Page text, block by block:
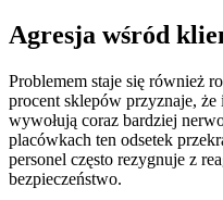
Agresja wśród
Problemem staje się również
procent sklepów przyznaje,
wywołują coraz bardziej
placówkach ten odsetek
personel często rezygnuje z
bezpieczeństwo.